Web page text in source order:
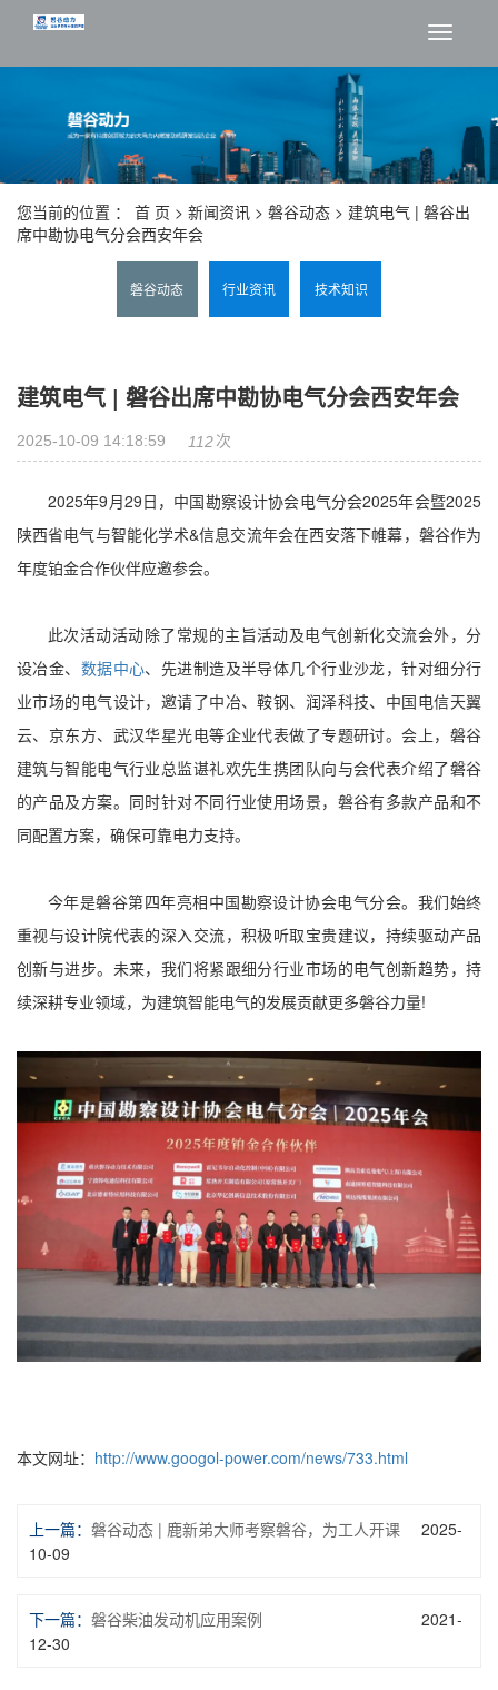
切
您当前的位置 ： 首 页 > 新闻资讯 > 磐谷动态 > 建筑电气 | 磐谷出
席中勘协电气分会西安年会
磐谷动态 行业资讯 技术知识
建筑电气 | 磐谷出席中勘协电气分会西安年会
2025-10-09 14:18:59 112次
2025年9月29日，中国勘察设计协会电气分会2025年会暨2025
陕西省电气与智能化学术&信息交流年会在西安落下帷幕，磐谷作为
年度铂金合作伙伴应邀参会。
此次活动活动除了常规的主旨活动及电气创新化交流会外，分
设冶金、 数据中心、先进制造及半导体几个行业沙龙，针对细分行
业市场的电气设计，邀请了中冶、鞍钢、润泽科技、中国电信天翼
云、京东方、武汉华星光电等企业代表做了专题研讨。会上，磐谷
建筑与智能电气行业总监谌礼欢先生携团队向与会代表介绍了磐谷
的产品及方案。同时针对不同行业使用场景，磐谷有多款产品和不
同配置方案，确保可靠电力支持。
今年是磐谷第四年亮相中国勘察设计协会电气分会。我们始终
重视与设计院代表的深入交流，积极听取宝贵建议，持续驱动产品
创新与进步。未来，我们将紧跟细分行业市场的电气创新趋势，持
续深耕专业领域，为建筑智能电气的发展贡献更多磐谷力量!
本文网址： http://www.googol-power.com/news/733.html
上一篇： 磐谷动态 | 鹿新弟大师考察磐谷，为工人开课
2025-
10-09
下一篇： 磐谷柴油发动机应用案例
2021-
12-30